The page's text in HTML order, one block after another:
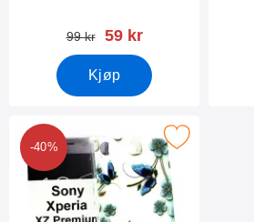
gammel pris
99 kr ny pris
59 kr
Kjøp
-40%
Designdeksel Sony Xperia XZ